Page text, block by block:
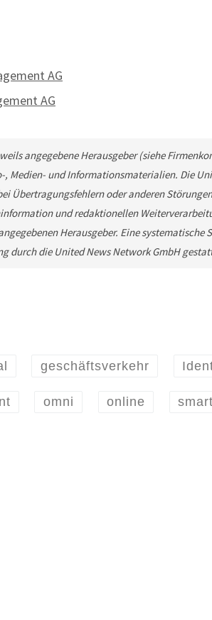
AG
AG
angegebene Herausgeber (siehe
, Medien- und Informationsmaterialien. Die
Übertragungsfehlern oder anderen
und redaktionellen
Herausgeber. Eine
durch die United News Network GmbH
geschäftsverkehr
omni online